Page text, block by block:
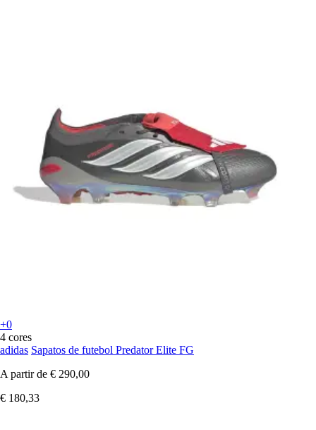
+0
4 cores
adidas Sapatos de futebol Predator Elite FG
A partir de € 290,00
€ 180,33